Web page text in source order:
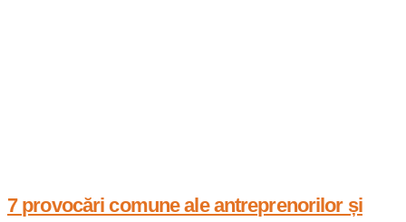
7 provocări comune ale antreprenorilor și